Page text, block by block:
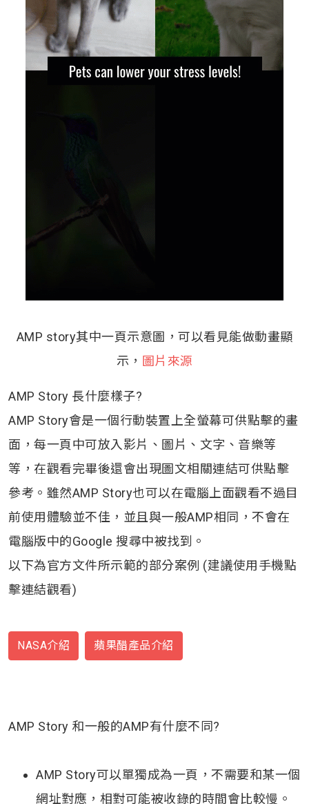
AMP story其中一頁示意圖，可以看見能做動畫顯
示， 圖片來源
AMP Story 長什麼樣子?
AMP Story會是一個行動裝置上全螢幕可供點擊的畫
面，每一頁中可放入影片、圖片、文字、音樂等
等，在觀看完畢後還會出現圖文相關連結可供點擊
參考。雖然AMP Story也可以在電腦上面觀看不過目
前使用體驗並不佳，並且與一般AMP相同，不會在
電腦版中的Google 搜尋中被找到。
以下為官方文件所示範的部分案例 (建議使用手機點
擊連結觀看)
NASA介紹 蘋果醋產品介紹
AMP Story 和一般的AMP有什麼不同?
AMP Story可以單獨成為一頁，不需要和某一個
網址對應，相對可能被收錄的時間會比較慢。